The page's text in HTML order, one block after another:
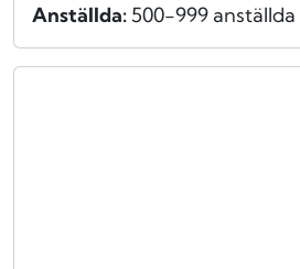
Anställda: 500-999 anställda